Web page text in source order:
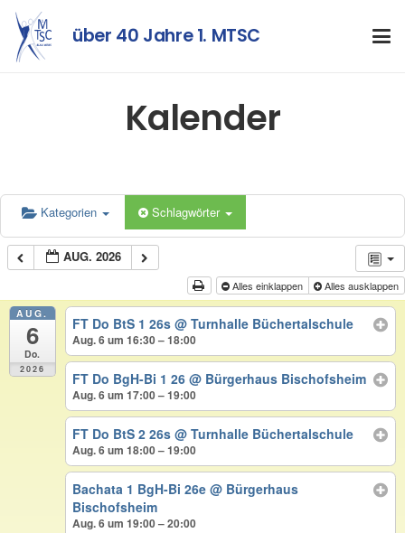
über 40 Jahre 1. MTSC
Kalender
Kategorien Schlagwörter
AUG. 2026
Alles einklappen Alles ausklappen
AUG.
6
Do.
2026
FT Do BtS 1 26s@ Turnhalle Büchertalschule
Aug. 6 um 16:30 – 18:00
FT Do BgH-Bi 1 26@ Bürgerhaus Bischofsheim
Aug. 6 um 17:00 – 19:00
FT Do BtS 2 26s@ Turnhalle Büchertalschule
Aug. 6 um 18:00 – 19:00
Bachata 1 BgH-Bi 26e@ Bürgerhaus
Bischofsheim
Aug. 6 um 19:00 – 20:00